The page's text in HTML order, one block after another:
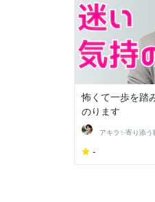
怖くて一歩を踏
のります
-